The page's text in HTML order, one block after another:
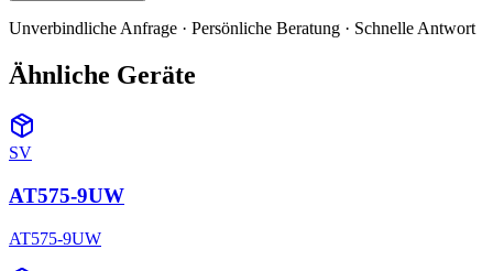
Unverbindliche Anfrage · Persönliche Beratung · Schnelle Antwort
Ähnliche Geräte
SV
AT575-9UW
AT575-9UW